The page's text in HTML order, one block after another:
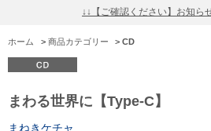
↓↓【ご確認ください】お知ら
ホーム > 商品カテゴリー > CD
まわる世界に【Type-C】
まねきケチャ